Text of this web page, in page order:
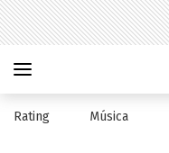
Rating Música